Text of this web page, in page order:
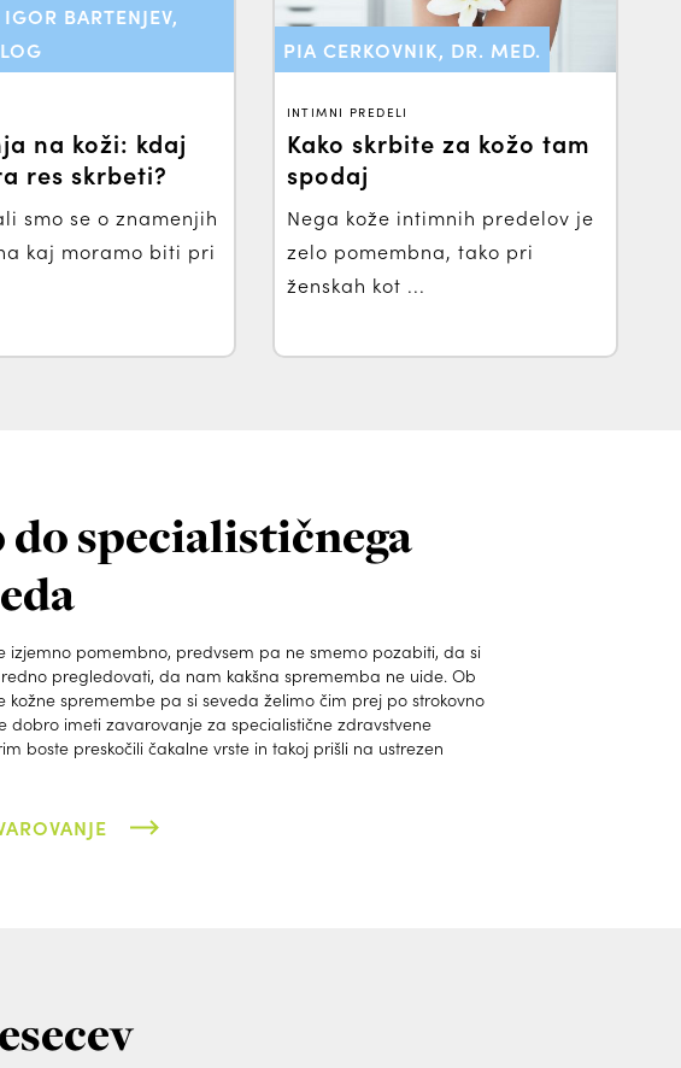
BARTENJEV,
na koži: kdaj
res skrbeti?
smo se o znamenjih
kaj moramo biti pri
PIA CERKOVNIK, DR. MED.
INTIMNI PREDELI
Kako skrbite za kožo tam
spodaj
Nega kože intimnih predelov je
zelo pomembna, tako pri
ženskah kot ...
specialističnega
izjemno pomembno, predvsem pa ne smemo pozabiti, da si
pregledovati, da nam kakšna sprememba ne uide. Ob
kožne spremembe pa si seveda želimo čim prej po strokovno
dobro imeti zavarovanje za specialistične zdravstvene
boste preskočili čakalne vrste in takoj prišli na ustrezen